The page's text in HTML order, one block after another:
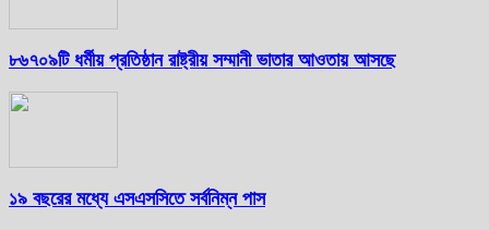
৮৬৭০৯টি ধর্মীয় প্রতিষ্ঠান রাষ্ট্রীয় সম্মানী ভাতার আওতায় আসছে
১৯ বছরের মধ্যে এসএসসিতে সর্বনিম্ন পাস